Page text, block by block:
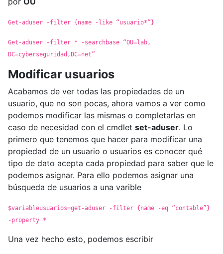
Get-aduser -filter {name -like “usuario*”}
Get-aduser -filter * -searchbase “OU=lab,
DC=cyberseguridad,DC=net”
Modificar usuarios
Acabamos de ver todas las propiedades de un
usuario, que no son pocas, ahora vamos a ver como
podemos modificar las mismas o completarlas en
caso de necesidad con el cmdlet set-aduser. Lo
primero que tenemos que hacer para modificar una
propiedad de un usuario o usuarios es conocer qué
tipo de dato acepta cada propiedad para saber que le
podemos asignar. Para ello podemos asignar una
búsqueda de usuarios a una varible
$variableusuarios=get-aduser -filter {name -eq “contable”}
-property *
Una vez hecho esto, podemos escribir